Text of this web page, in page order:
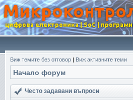
Виж темите без отговор | Виж активните теми
Начало форум
Често задавани въпроси